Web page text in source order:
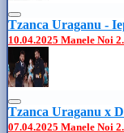
Tzanca Uraganu -
10.04.2025 Manele Noi
Tzanca Uraganu x
07.04.2025 Manele Noi